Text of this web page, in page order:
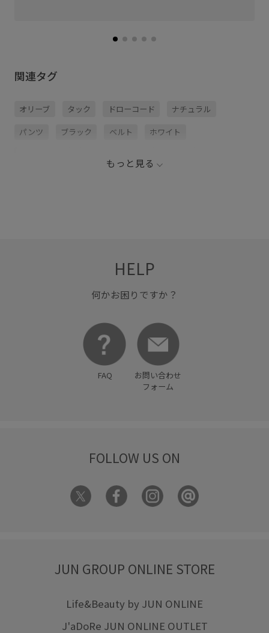
関連タグ
オリーブ タック ドローコード ナチュラル
パンツ ブラック ベルト ホワイト
もっと見る
HELP
何かお困りですか？
FAQ
お問い合わせ
フォーム
FOLLOW US ON
JUN GROUP ONLINE STORE
Life&Beauty by JUN ONLINE
J'aDoRe JUN ONLINE OUTLET